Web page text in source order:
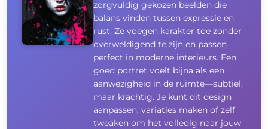
zorgvuldig gekozen beelden die
balans vinden tussen expressie en
rust. Ze voegen karakter toe zonder
overweldigend te zijn en passen
perfect in moderne interieurs. Een
goed portret voelt bijna als een
aanwezigheid in de ruimte—subtiel,
maar krachtig. Je kunt dit design
aanpassen, variaties maken of zelf
tweaken om het volledig naar jouw